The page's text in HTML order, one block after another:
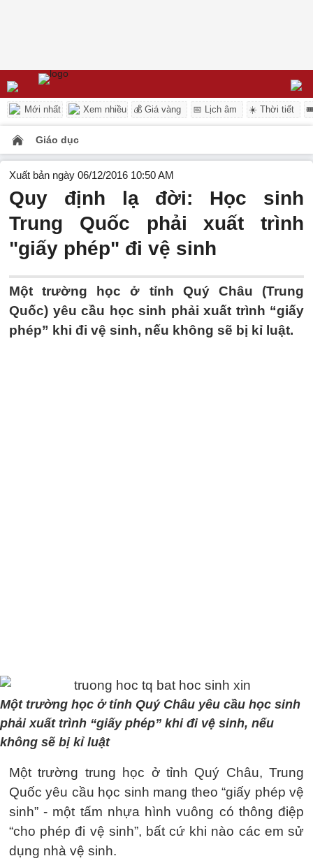
Mới nhất Xem nhiều 💰 Giá vàng 📅 Lịch âm ☀️ Thời tiết
Giáo dục
Xuất bản ngày 06/12/2016 10:50 AM
Quy định lạ đời: Học sinh
Trung Quốc phải xuất trình
"giấy phép" đi vệ sinh
Một trường học ở tỉnh Quý Châu (Trung
Quốc) yêu cầu học sinh phải xuất trình “giấy
phép” khi đi vệ sinh, nếu không sẽ bị kỉ luật.
Một trường học ở tỉnh Quý Châu yêu cầu học sinh
phải xuất trình “giấy phép” khi đi vệ sinh, nếu
không sẽ bị kỉ luật
Một trường trung học ở tỉnh Quý Châu, Trung
Quốc yêu cầu học sinh mang theo “giấy phép vệ
sinh” - một tấm nhựa hình vuông có thông điệp
“cho phép đi vệ sinh”, bất cứ khi nào các em sử
dụng nhà vệ sinh.